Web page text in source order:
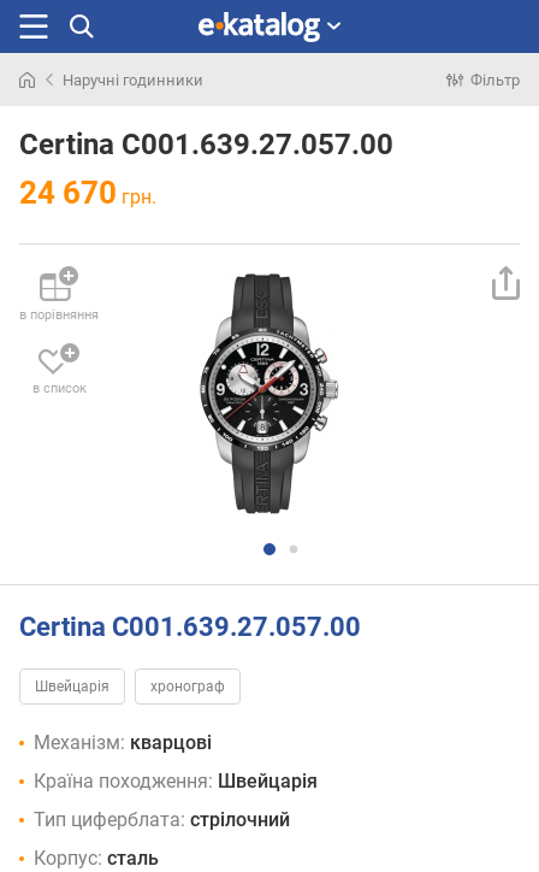
раніше
Наручні годинники Фільтр
Certina C001.639.27.057.00
24 670 грн.
в порівняння
в список
Certina C001.639.27.057.00
Швейцарія хронограф
Механізм: кварцові
Країна походження: Швейцарія
Тип циферблата: стрілочний
Корпус: сталь